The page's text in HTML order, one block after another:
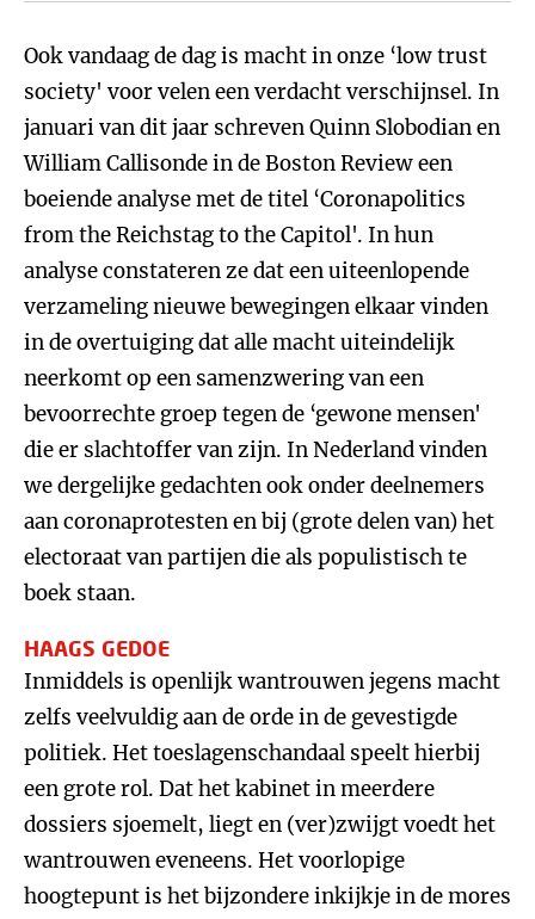
Ook vandaag de dag is macht in onze ‘low trust
society' voor velen een verdacht verschijnsel. In
januari van dit jaar schreven Quinn Slobodian en
William Callisonde in de Boston Review een
boeiende analyse met de titel ‘Coronapolitics
from the Reichstag to the Capitol'. In hun
analyse constateren ze dat een uiteenlopende
verzameling nieuwe bewegingen elkaar vinden
in de overtuiging dat alle macht uiteindelijk
neerkomt op een samenzwering van een
bevoorrechte groep tegen de ‘gewone mensen'
die er slachtoffer van zijn. In Nederland vinden
we dergelijke gedachten ook onder deelnemers
aan coronaprotesten en bij (grote delen van) het
electoraat van partijen die als populistisch te
boek staan.
HAAGS GEDOE
Inmiddels is openlijk wantrouwen jegens macht
zelfs veelvuldig aan de orde in de gevestigde
politiek. Het toeslagenschandaal speelt hierbij
een grote rol. Dat het kabinet in meerdere
dossiers sjoemelt, liegt en (ver)zwijgt voedt het
wantrouwen eveneens. Het voorlopige
hoogtepunt is het bijzondere inkijkje in de mores